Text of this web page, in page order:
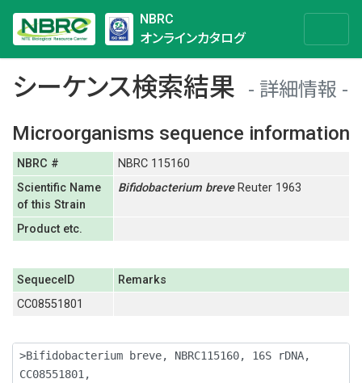
NBRC
オンラインカタログ
シーケンス検索結果
詳細情報
Microorganisms sequence information
NBRC #
NBRC 115160
Scientific Name
of this Strain
Bifidobacterium breveReuter 1963
Product etc.
SequeceID
Remarks
CC08551801